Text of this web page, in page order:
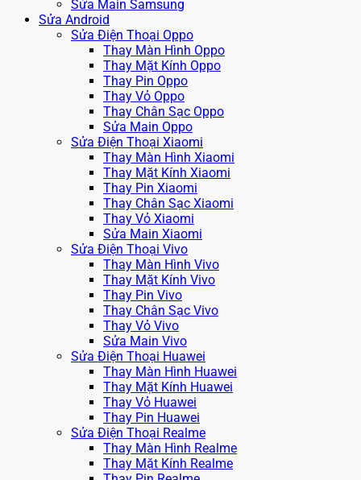
Sửa Main Samsung
Sửa Android
Sửa Điện Thoại Oppo
Thay Màn Hình Oppo
Thay Mặt Kính Oppo
Thay Pin Oppo
Thay Vỏ Oppo
Thay Chân Sạc Oppo
Sửa Main Oppo
Sửa Điện Thoại Xiaomi
Thay Màn Hình Xiaomi
Thay Mặt Kính Xiaomi
Thay Pin Xiaomi
Thay Chân Sạc Xiaomi
Thay Vỏ Xiaomi
Sửa Main Xiaomi
Sửa Điện Thoại Vivo
Thay Màn Hình Vivo
Thay Mặt Kính Vivo
Thay Pin Vivo
Thay Chân Sạc Vivo
Thay Vỏ Vivo
Sửa Main Vivo
Sửa Điện Thoại Huawei
Thay Màn Hình Huawei
Thay Mặt Kính Huawei
Thay Vỏ Huawei
Thay Pin Huawei
Sửa Điện Thoại Realme
Thay Màn Hình Realme
Thay Mặt Kính Realme